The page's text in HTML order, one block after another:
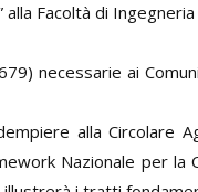
Facoltà di
necessarie ai
alla Circolare
Nazionale per la